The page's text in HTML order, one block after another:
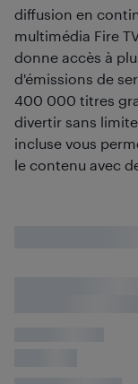
diffusion en
multimédia Fire
donne accès à
d'émissions de
400 000 titres
divertir sans
incluse vous
le contenu avec